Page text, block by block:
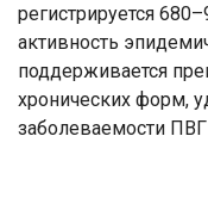
регистрируется
активность
поддерживается
хронических форм,
заболеваемости ПВГ